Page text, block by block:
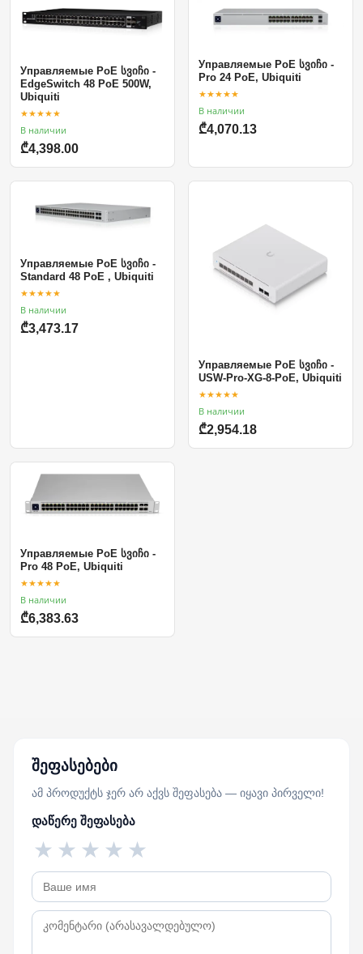
Управляемые PoE სვიჩი -
EdgeSwitch 48 PoE 500W,
Ubiquiti
★★★★★
В наличии
₾4,398.00
Управляемые PoE სვიჩი -
Pro 24 PoE, Ubiquiti
★★★★★
В наличии
₾4,070.13
Управляемые PoE სვიჩი -
Standard 48 PoE , Ubiquiti
★★★★★
В наличии
₾3,473.17
Управляемые PoE სვიჩი -
USW-Pro-XG-8-PoE, Ubiquiti
★★★★★
В наличии
₾2,954.18
Управляемые PoE სვიჩი -
Pro 48 PoE, Ubiquiti
★★★★★
В наличии
₾6,383.63
შეფასებები
ამ პროდუქტს ჯერ არ აქვს შეფასება — იყავი პირველი!
დაწერე შეფასება
★
★
★
★
★